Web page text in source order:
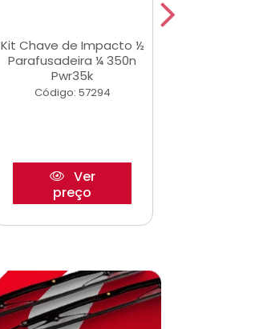
Kit Chave de Impacto ½
Parafusadeira ¼ 350n
Pwr35k
Código: 57294
Ver
preço